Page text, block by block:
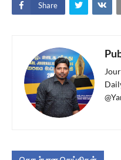
Share